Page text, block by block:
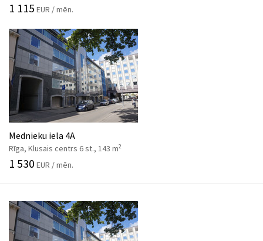
1 115 EUR / mēn.
Mednieku iela 4A
Rīga, Klusais centrs 6 st., 143 m2
1 530 EUR / mēn.